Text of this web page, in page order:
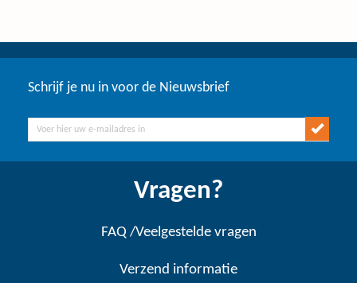
Schrijf je nu in voor de Nieuwsbrief
Vragen?
FAQ /Veelgestelde vragen
Verzend informatie